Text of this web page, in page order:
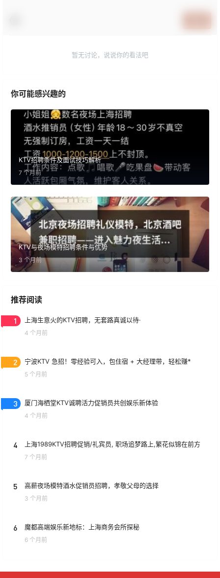
暂无讨论，说说你的看法吧
你可能感兴趣的
KTV招聘条件及面试技巧解析
7 个月前
KTV与夜场模特招聘条件与优势
3 个月前
推荐阅读
1 上海生意火的KTV招聘，无套路真诚以待·
4 个月前
2 宁波KTV 急招！零经验可入，包住宿 + 大经理带，轻松赚*
5 个月前
3 厦门海栖堂KTV诚聘活力促销员共创娱乐新体验
4 个月前
4 上海1989KTV招聘促销/礼宾员, 职场追梦路上,繁花似锦在前方
7 个月前
5 高薪夜场模特酒水促销员招聘，孝敬父母的选择
3 个月前
6 魔都高端娱乐新地标：上海商务会所探秘
6 个月前